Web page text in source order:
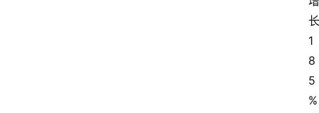
长
1
8
5
%